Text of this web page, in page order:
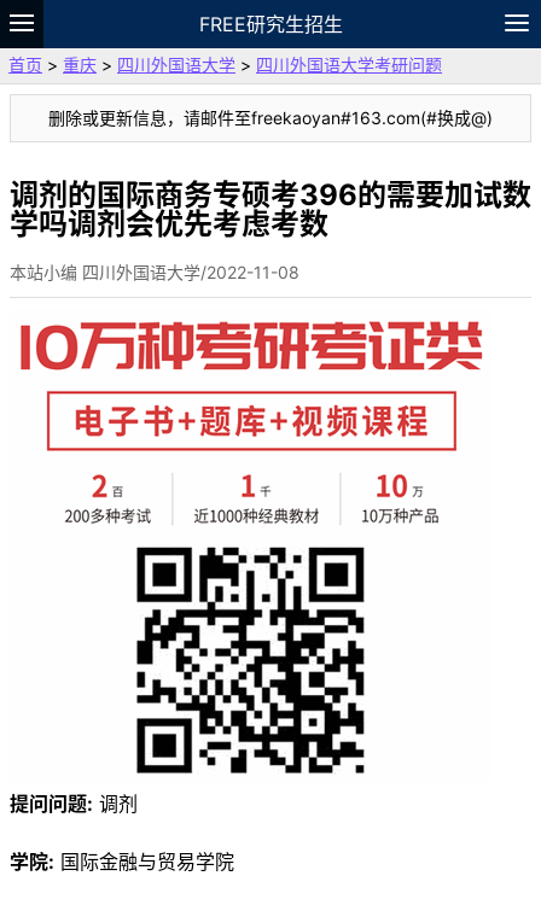
FREE研究生招生
题库
故事 专题 APP 笔记
论坛
VIP
资料
首页 > 重庆 > 四川外国语大学 > 四川外国语大学考研问题
删除或更新信息，请邮件至freekaoyan#163.com(#换成@)
调剂的国际商务专硕考396的需要加试数
学吗调剂会优先考虑考数
本站小编 四川外国语大学/2022-11-08
提问问题: 调剂
学院: 国际金融与贸易学院